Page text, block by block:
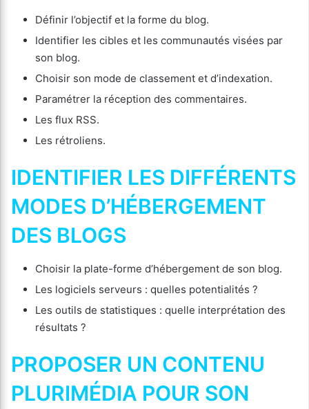
Définir l’objectif et la forme du blog.
Identifier les cibles et les communautés visées par
son blog.
Choisir son mode de classement et d’indexation.
Paramétrer la réception des commentaires.
Les flux RSS.
Les rétroliens.
IDENTIFIER LES DIFFÉRENTS
MODES D’HÉBERGEMENT
DES BLOGS
Choisir la plate-forme d’hébergement de son blog.
Les logiciels serveurs : quelles potentialités ?
Les outils de statistiques : quelle interprétation des
résultats ?
PROPOSER UN CONTENU
PLURIMÉDIA POUR SON